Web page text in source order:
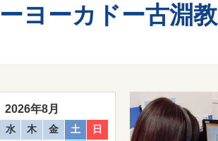
ヨーカドー古淵
2026年8月
水 木 金 土 日